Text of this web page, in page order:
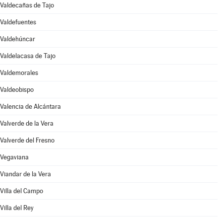
Valdecañas de Tajo
Valdefuentes
Valdehúncar
Valdelacasa de Tajo
Valdemorales
Valdeobispo
Valencia de Alcántara
Valverde de la Vera
Valverde del Fresno
Vegaviana
Viandar de la Vera
Villa del Campo
Villa del Rey